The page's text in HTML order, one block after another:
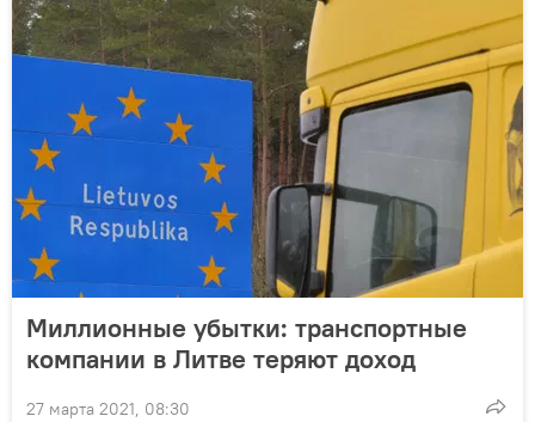
Миллионные убытки: транспортные
компании в Литве теряют доход
27 марта 2021, 08:30